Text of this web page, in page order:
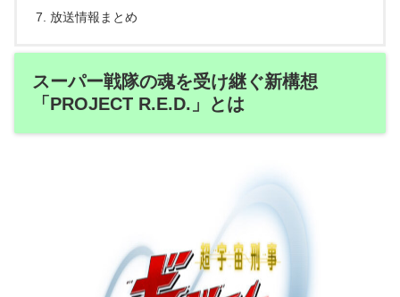
放送情報まとめ
スーパー戦隊の魂を受け継ぐ新構想
「PROJECT R.E.D.」とは